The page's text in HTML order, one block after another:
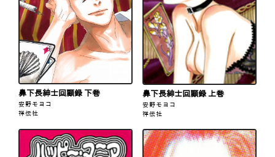
鼻下長紳士回顧録 下巻
安野モヨコ
祥伝社
鼻下長紳士回顧録 上巻
安野モヨコ
祥伝社